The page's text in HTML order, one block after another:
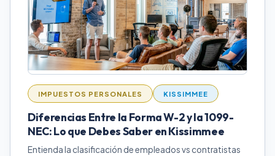
IMPUESTOS PERSONALES KISSIMMEE
Diferencias Entre la Forma W-2 y la 1099-
NEC: Lo que Debes Saber en Kissimmee
Entienda la clasificación de empleados vs contratistas